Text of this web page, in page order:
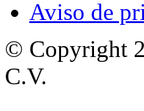
Aviso de
© Copyright
C.V.